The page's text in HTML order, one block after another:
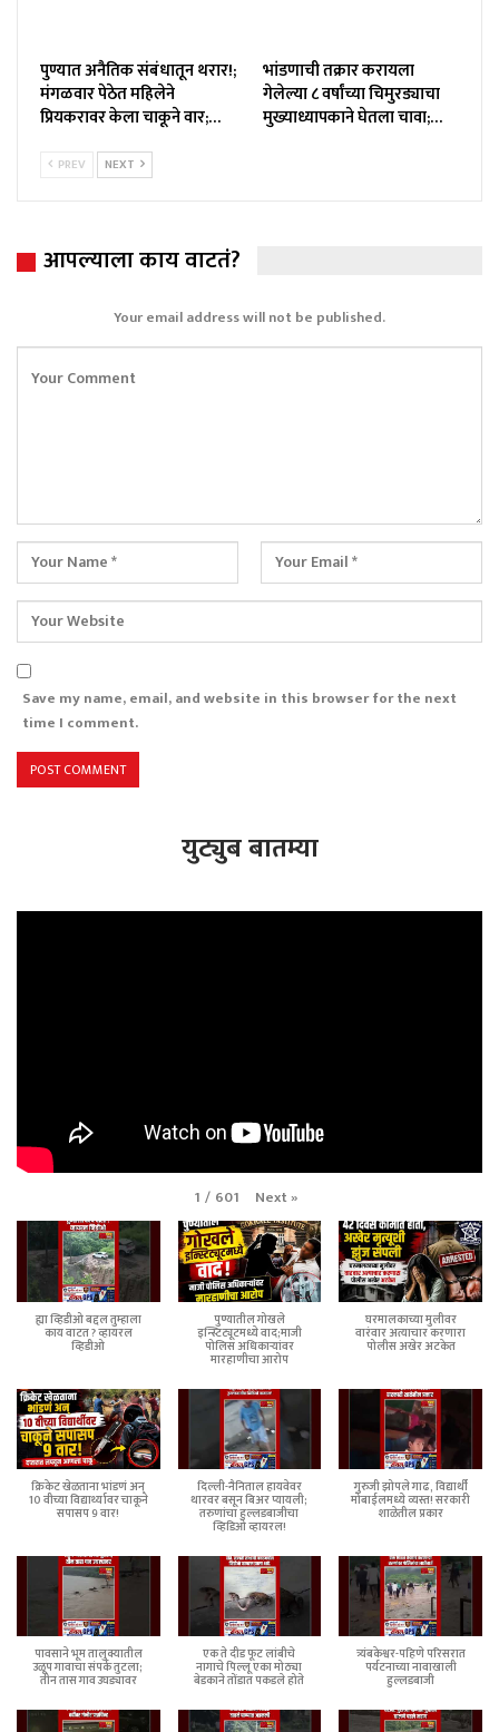
पुण्यात अनैतिक संबंधातून थरार!;
मंगळवार पेठेत महिलेने
प्रियकरावर केला चाकूने वार;…
भांडणाची तक्रार करायला
गेलेल्या ८ वर्षांच्या चिमुरड्याचा
मुख्याध्यापकाने घेतला चावा;…
PREV NEXT
आपल्याला काय वाटतं?
Your email address will not be published.
Save my name, email, and website in this browser for the next
time I comment.
युट्युब बातम्या
1 / 601 Next»
ह्या व्हिडीओ बद्दल तुम्हाला
काय वाटत ? व्हायरल
व्हिडीओ
पुण्यातील गोखले
इन्स्टिट्यूटमध्ये वाद;माजी
पोलिस अधिकाऱ्यांवर
मारहाणीचा आरोप
घरमालकाच्या मुलीवर
वारंवार अत्याचार करणारा
पोलीस अखेर अटकेत
क्रिकेट खेळताना भांडणं अन्
10 वीच्या विद्यार्थ्यावर चाकूने
सपासप 9 वार!
दिल्ली-नैनिताल हायवेवर
थारवर बसून बिअर प्यायली;
तरुणांचा हुल्लडबाजीचा
व्हिडिओ व्हायरल!
गुरुजी झोपले गाढ, विद्यार्थी
मोबाईलमध्ये व्यस्त! सरकारी
शाळेतील प्रकार
पावसाने भूम तालुक्यातील
उळूप गावाचा संपर्क तुटला;
तीन तास गाव उघड्यावर
एक ते दीड फूट लांबीचे
नागाचे पिल्लू एका मोठ्या
बेडकाने तोंडात पकडले होते
त्र्यंबकेश्वर-पहिणे परिसरात
पर्यटनाच्या नावाखाली
हुल्लडबाजी